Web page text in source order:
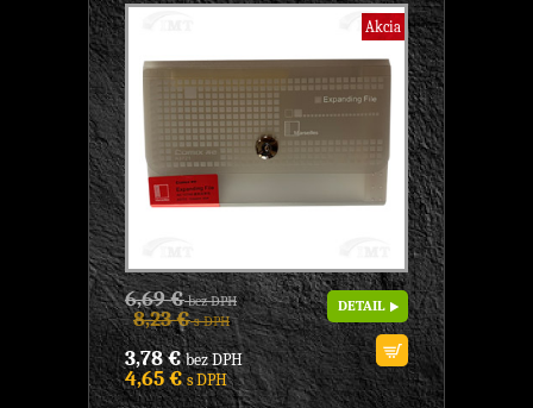
Akcia
6,69 €bez DPH
8,23 €s DPH
3,78 €bez DPH
4,65 €s DPH
DETAIL